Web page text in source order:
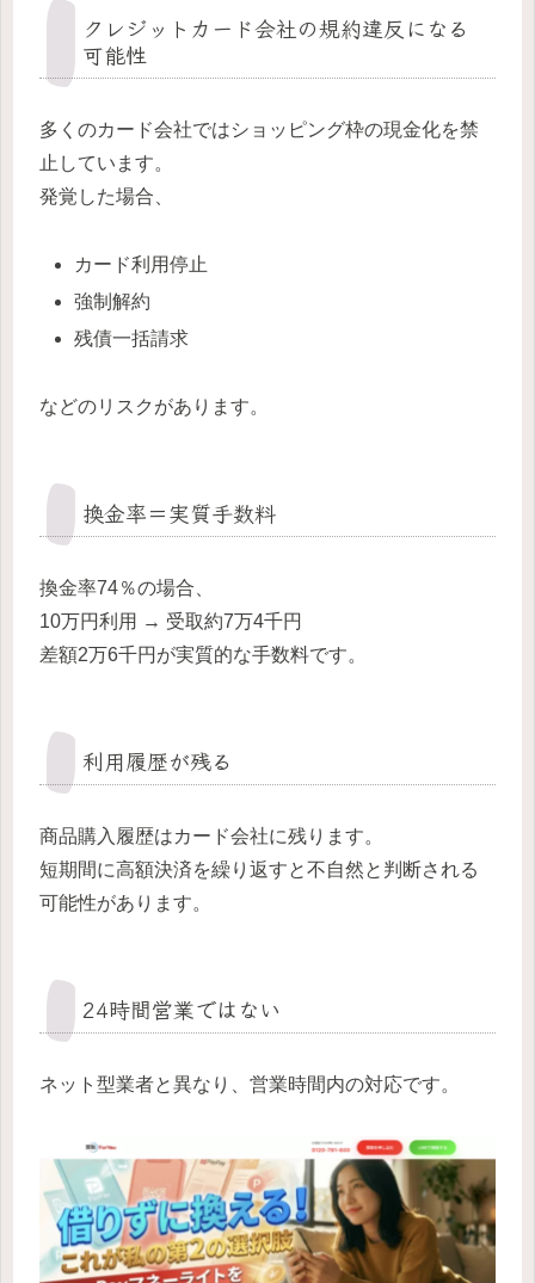
クレジットカード会社の規約違反になる
可能性
多くのカード会社ではショッピング枠の現金化を禁
止しています。
発覚した場合、
カード利用停止
強制解約
残債一括請求
などのリスクがあります。
換金率＝実質手数料
換金率74％の場合、
10万円利用 → 受取約7万4千円
差額2万6千円が実質的な手数料です。
利用履歴が残る
商品購入履歴はカード会社に残ります。
短期間に高額決済を繰り返すと不自然と判断される
可能性があります。
24時間営業ではない
ネット型業者と異なり、営業時間内の対応です。